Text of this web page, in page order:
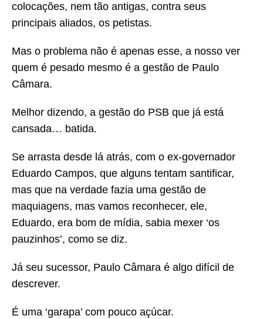
colocações, nem tão antigas, contra seus
principais aliados, os petistas.
Mas o problema não é apenas esse, a nosso ver
quem é pesado mesmo é a gestão de Paulo
Câmara.
Melhor dizendo, a gestão do PSB que já está
cansada… batida.
Se arrasta desde lá atrás, com o ex-governador
Eduardo Campos, que alguns tentam santificar,
mas que na verdade fazia uma gestão de
maquiagens, mas vamos reconhecer, ele,
Eduardo, era bom de mídia, sabia mexer ‘os
pauzinhos’, como se diz.
Já seu sucessor, Paulo Câmara é algo difícil de
descrever.
É uma ‘garapa’ com pouco açúcar.